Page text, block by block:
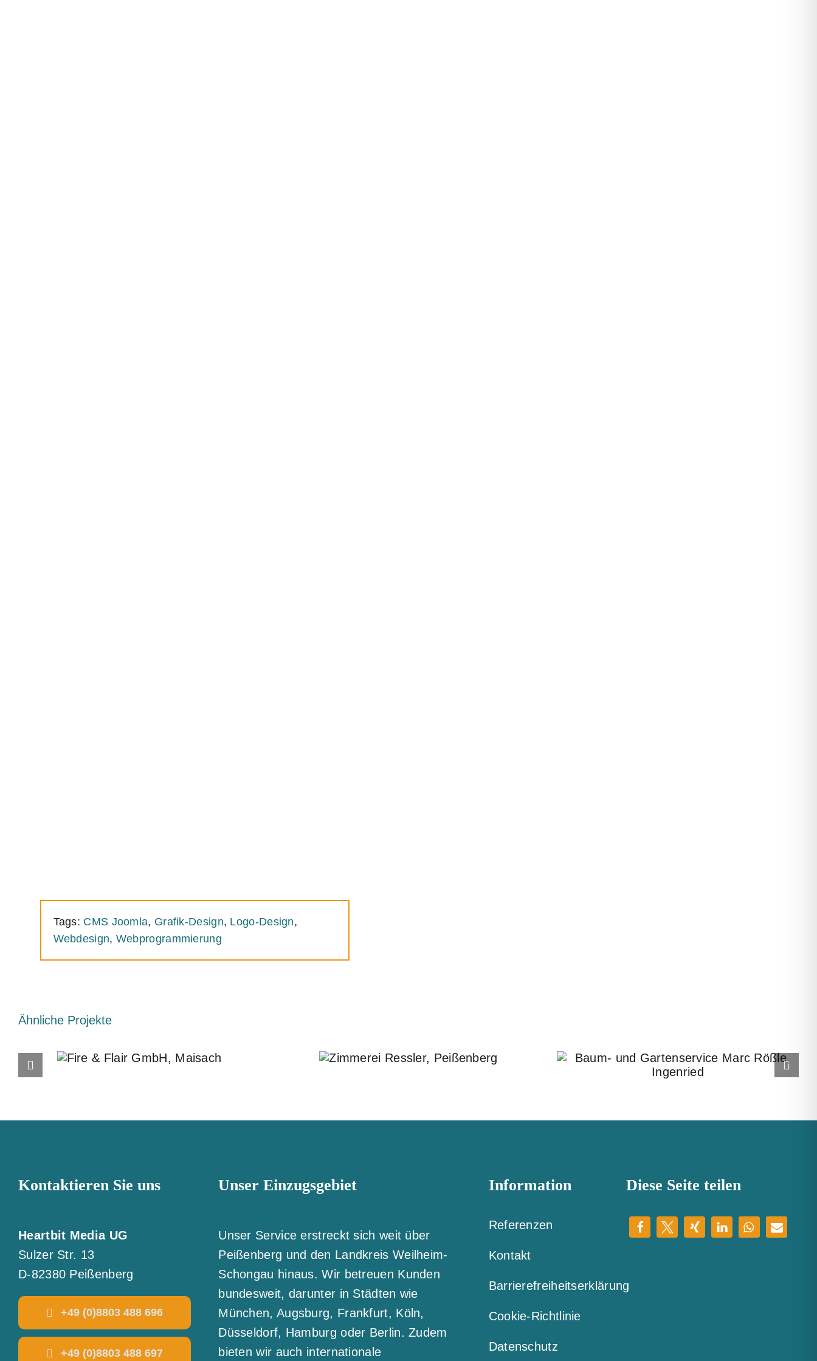
Tags: CMS Joomla, Grafik-Design, Logo-Design,
Webdesign, Webprogrammierung
Ähnliche Projekte
Maisach
Peißenberg
Rößle, Ingenried
Kontaktieren Sie uns
Heartbit Media UG
Sulzer Str. 13
D-82380 Peißenberg
+49 (0)8803 488 696
+49 (0)8803 488 697
Unser Einzugsgebiet
Unser Service erstreckt sich weit über
Peißenberg und den Landkreis Weilheim-
Schongau hinaus. Wir betreuen Kunden
bundesweit, darunter in Städten wie
München, Augsburg, Frankfurt, Köln,
Düsseldorf, Hamburg oder Berlin. Zudem
bieten wir auch internationale
Information
Referenzen
Kontakt
Barrierefreiheitserklärung
Cookie-Richtlinie
Datenschutz
Diese Seite teilen